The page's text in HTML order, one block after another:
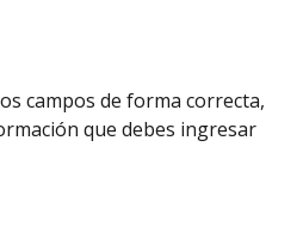
campos de forma correcta,
que debes ingresar